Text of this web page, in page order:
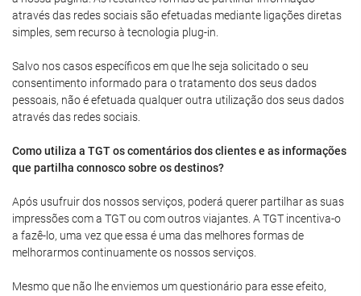
através das redes sociais são efetuadas mediante ligações diretas
simples, sem recurso à tecnologia plug-in.
Salvo nos casos específicos em que lhe seja solicitado o seu
consentimento informado para o tratamento dos seus dados
pessoais, não é efetuada qualquer outra utilização dos seus dados
através das redes sociais.
Como utiliza a TGT os comentários dos clientes e as informações
que partilha connosco sobre os destinos?
Após usufruir dos nossos serviços, poderá querer partilhar as suas
impressões com a TGT ou com outros viajantes. A TGT incentiva-o
a fazê-lo, uma vez que essa é uma das melhores formas de
melhorarmos continuamente os nossos serviços.
Mesmo que não lhe enviemos um questionário para esse efeito,